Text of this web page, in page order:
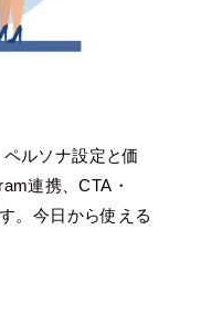
ルソナ設定と価
連携、CTA・
。今日から使える